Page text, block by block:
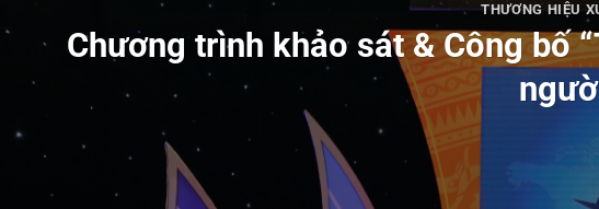
THƯƠNG HIỆU
Chương trình khảo sát & Công bố